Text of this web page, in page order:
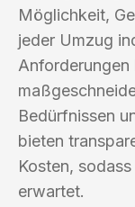
Möglichkeit,
jeder Umzug
Anforderungen
Bedürfnissen
bieten
Kosten,
erwartet.